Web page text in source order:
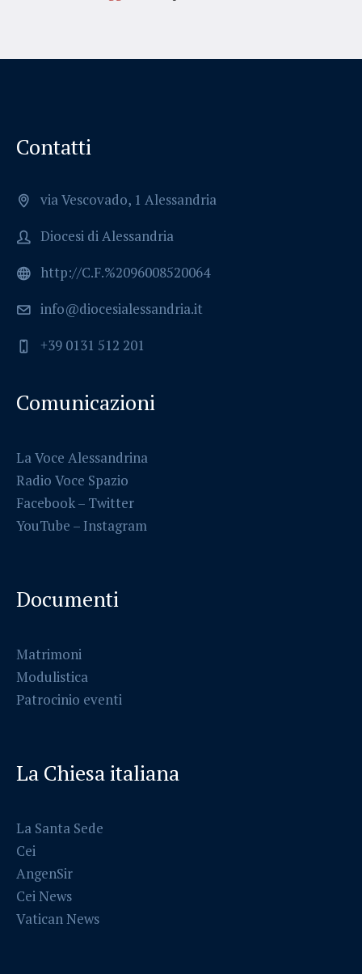
Contatti
via Vescovado, 1 Alessandria
Diocesi di Alessandria
http://C.F.%2096008520064
info@diocesialessandria.it
+39 0131 512 201
Comunicazioni
La Voce Alessandrina
Radio Voce Spazio
Facebook– Twitter
YouTube – Instagram
Documenti
Matrimoni
Modulistica
Patrocinio eventi
La Chiesa italiana
La Santa Sede
Cei
AngenSir
Cei News
Vatican News